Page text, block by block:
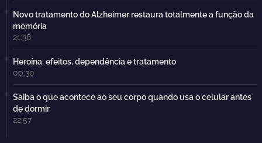
Novo tratamento do Alzheimer restaura totalmente a função da
memória
21:38
Heroína: efeitos, dependência e tratamento
00:30
Saiba o que acontece ao seu corpo quando usa o celular antes
de dormir
22:57